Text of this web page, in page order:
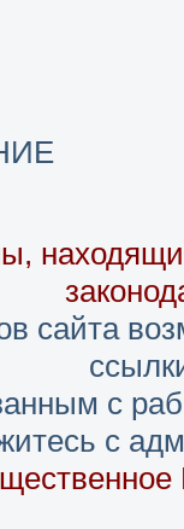
сайта
с
с